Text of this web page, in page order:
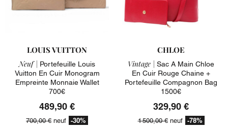
LOUIS VUITTON
Neuf | Portefeuille Louis
Vuitton En Cuir Monogram
Empreinte Monnaie Wallet
700€
489,90 €
700,00 € neuf -30%
CHLOE
Vintage | Sac A Main Chloe
En Cuir Rouge Chaine +
Portefeuille Compagnon Bag
1500€
329,90 €
1 500,00 €neuf -78%